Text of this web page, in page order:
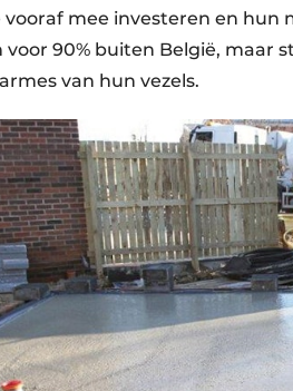
vooraf mee investeren en
90% buiten België, maar
van hun vezels.